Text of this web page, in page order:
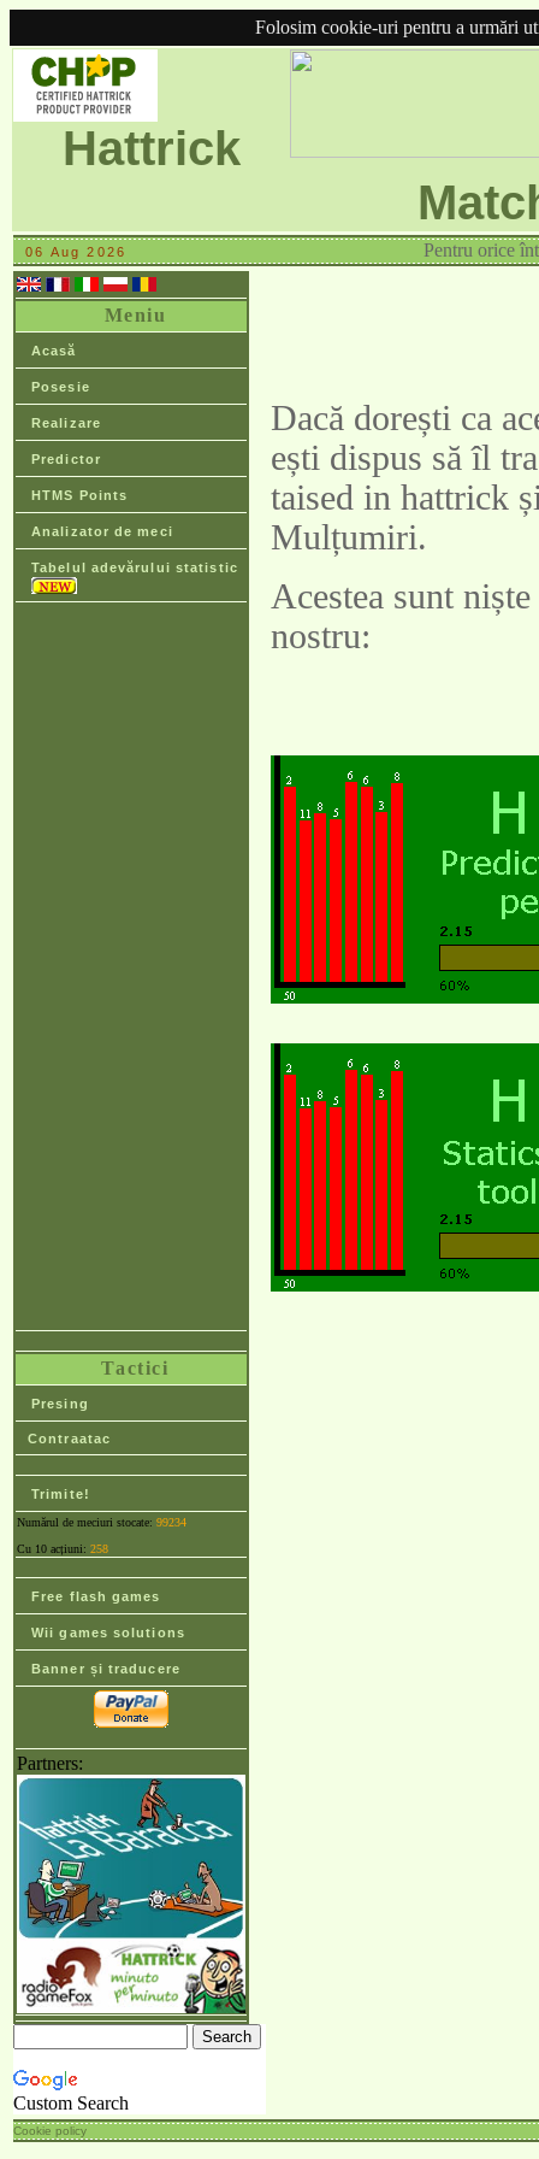
Folosim cookie-uri pentru a urmări
Hattrick
06 Aug 2026 Pentru orice
Meniu
Acasă
Posesie
Realizare
Predictor
HTMS Points
Analizator de meci
Tabelul adevărului statistic
Tactici
Presing
Contraatac
Trimite!
Numărul de meciuri stocate: 99234
Cu 10 acțiuni: 258
Free flash games
Wii games solutions
Banner și traducere
Partners:
Custom Search
Dacă dorești ca
ești dispus să îl
taised in hattrick
Mulțumiri.
Acestea sunt
nostru:
Cookie policy